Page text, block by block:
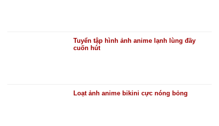
Tuyển tập hình ảnh anime lạnh lùng đầy
cuốn hút
Loạt ảnh anime bikini cực nóng bỏng